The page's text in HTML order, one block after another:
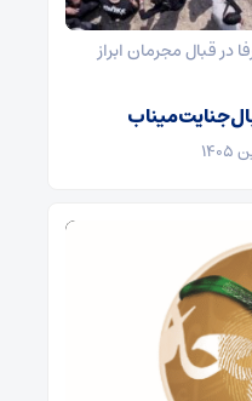
در قبال مجرمان ابراز
جنایت میناب